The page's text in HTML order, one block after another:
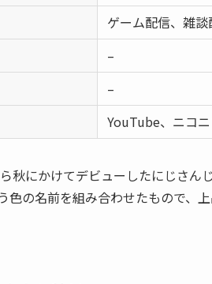
ゲーム配信、雑
–
–
YouTube、ニコ
秋にかけてデビューしたにじさん
色の名前を組み合わせたもので、